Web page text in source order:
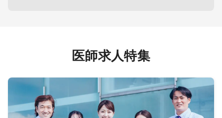
動器リハビリテーションを中心とし
た運営を
承継先が物理療法中心の場合でも、
PT採用を進めながら徐々に
運動器リハビリテーション中心の診
医師求人特集